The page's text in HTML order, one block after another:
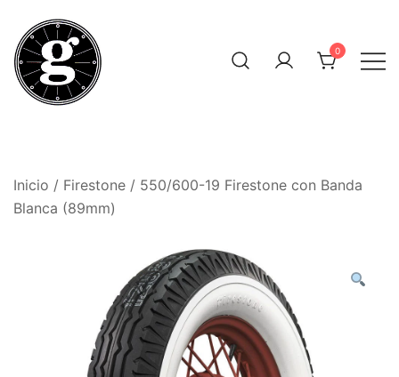
contenido
0
Inicio / Firestone / 550/600-19 Firestone con Banda
Blanca (89mm)